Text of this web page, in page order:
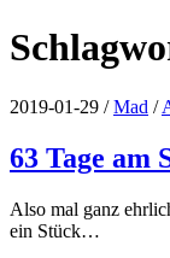
2019-01-29 /Mad /
63 Tage am
Also mal ganz
ein Stück…